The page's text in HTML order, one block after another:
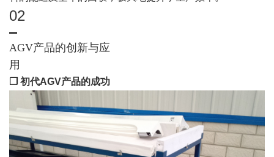
02
AGV产品的创新与应
用
❒ 初代AGV产品的成功